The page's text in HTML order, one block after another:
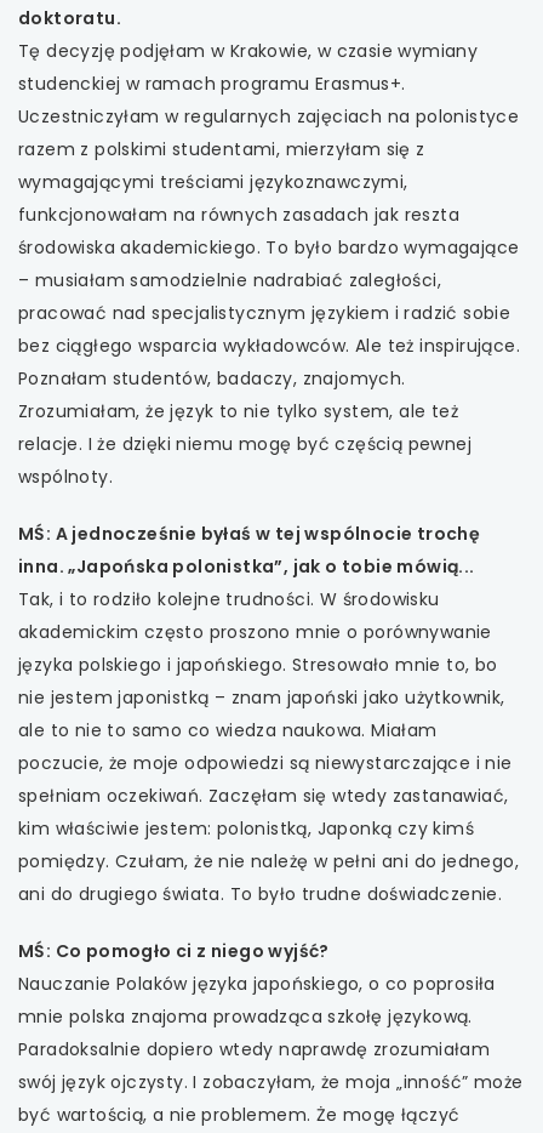
doktoratu.
Tę decyzję podjęłam w Krakowie, w czasie wymiany
studenckiej w ramach programu Erasmus+.
Uczestniczyłam w regularnych zajęciach na polonistyce
razem z polskimi studentami, mierzyłam się z
wymagającymi treściami językoznawczymi,
funkcjonowałam na równych zasadach jak reszta
środowiska akademickiego. To było bardzo wymagające
– musiałam samodzielnie nadrabiać zaległości,
pracować nad specjalistycznym językiem i radzić sobie
bez ciągłego wsparcia wykładowców. Ale też inspirujące.
Poznałam studentów, badaczy, znajomych.
Zrozumiałam, że język to nie tylko system, ale też
relacje. I że dzięki niemu mogę być częścią pewnej
wspólnoty.
MŚ: A jednocześnie byłaś w tej wspólnocie trochę
inna. „Japońska polonistka”, jak o tobie mówią...
Tak, i to rodziło kolejne trudności. W środowisku
akademickim często proszono mnie o porównywanie
języka polskiego i japońskiego. Stresowało mnie to, bo
nie jestem japonistką – znam japoński jako użytkownik,
ale to nie to samo co wiedza naukowa. Miałam
poczucie, że moje odpowiedzi są niewystarczające i nie
spełniam oczekiwań. Zaczęłam się wtedy zastanawiać,
kim właściwie jestem: polonistką, Japonką czy kimś
pomiędzy. Czułam, że nie należę w pełni ani do jednego,
ani do drugiego świata. To było trudne doświadczenie.
MŚ: Co pomogło ci z niego wyjść?
Nauczanie Polaków języka japońskiego, o co poprosiła
mnie polska znajoma prowadząca szkołę językową.
Paradoksalnie dopiero wtedy naprawdę zrozumiałam
swój język ojczysty. I zobaczyłam, że moja „inność” może
być wartością, a nie problemem. Że mogę łączyć